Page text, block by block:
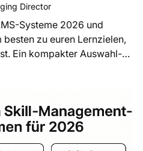
Director
Systeme 2026 und
zu euren Lernzielen,
Ein kompakter Auswahl-